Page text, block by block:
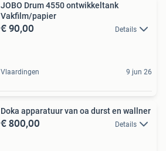
JOBO Drum 4550 ontwikkeltank
Vakfilm/papier
€ 90,00 Details
Vlaardingen 9 jun 26
Doka apparatuur van oa durst en wallner
€ 800,00 Details